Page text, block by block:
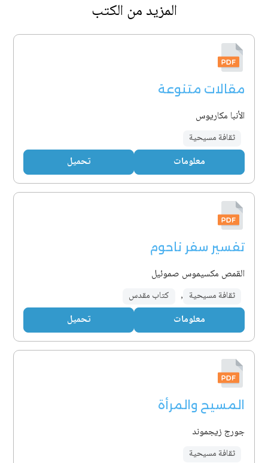
المزيد من الكتب
مقالات متنوعة
الأنبا مكاريوس
ثقافة مسيحية
معلومات تحميل
تفسير سفر ناحوم
القمص مكسيموس صموئيل
ثقافة مسيحية , كتاب مقدس
معلومات تحميل
المسيح والمرأة
جورج زيجموند
ثقافة مسيحية